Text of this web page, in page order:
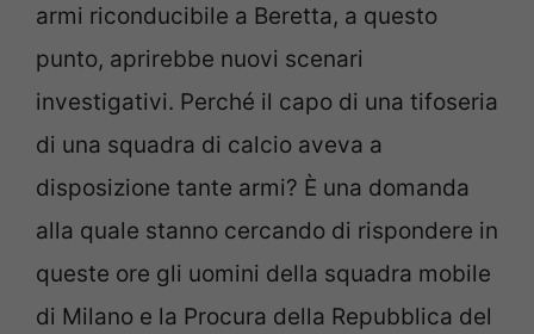
armi riconducibile a Beretta, a questo
punto, aprirebbe nuovi scenari
investigativi. Perché il capo di una tifoseria
di una squadra di calcio aveva a
disposizione tante armi? È una domanda
alla quale stanno cercando di rispondere in
queste ore gli uomini della squadra mobile
di Milano e la Procura della Repubblica del